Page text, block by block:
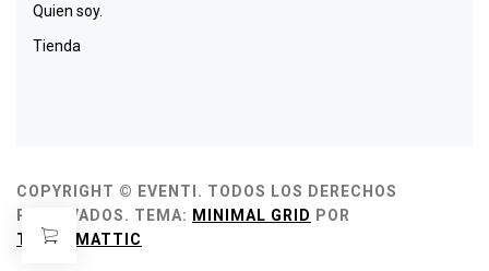
Quien soy.
Tienda
COPYRIGHT © EVENTI. TODOS LOS DERECHOS
RESERVADOS. TEMA: MINIMAL GRID POR
THEMEMATTIC